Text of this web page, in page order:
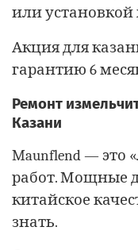
или установкой
Акция для
гарантию 6
Ремонт
Казани
Maunflend — это
работ. Мощные
китайское
знать.